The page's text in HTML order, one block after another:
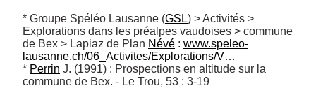
* Groupe Spéléo Lausanne (GSL) > Activités >
Explorations dans les préalpes vaudoises > commune
de Bex > Lapiaz de Plan Névé : www.speleo-
lausanne.ch/06_Activites/Explorations/V…
* Perrin J. (1991) : Prospections en altitude sur la
commune de Bex. - Le Trou, 53 : 3-19